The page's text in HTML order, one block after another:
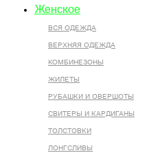
Женское
ВСЯ ОДЕЖДА
ВЕРХНЯЯ ОДЕЖДА
КОМБИНЕЗОНЫ
ЖИЛЕТЫ
РУБАШКИ И ОВЕРШОТЫ
СВИТЕРЫ И КАРДИГАНЫ
ТОЛСТОВКИ
ЛОНГСЛИВЫ